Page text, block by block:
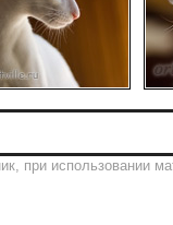
при использовании